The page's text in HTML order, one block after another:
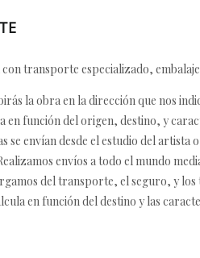
transporte especializado,
la obra en la dirección que nos
en función del origen, destino, y
se envían desde el estudio del
envíos a todo el mundo
del transporte, el seguro, y
en función del destino y las